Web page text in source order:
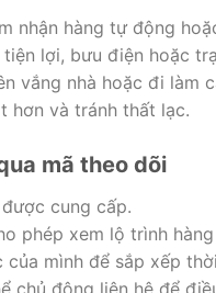
nhận hàng tự động
lợi, bưu điện hoặc
vắng nhà hoặc đi làm
hơn và tránh thất lạc.
mã theo dõi
cung cấp.
phép xem lộ trình
mình để sắp xếp
chủ động liên hệ để